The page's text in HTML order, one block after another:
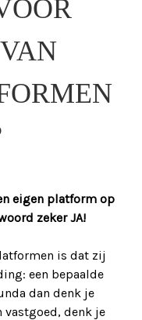
eigen platform op
zeker JA!
is dat zij
een bepaalde
dan denk je
vastgoed, denk je